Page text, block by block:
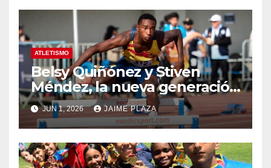
ATLETISMO
Belsy Quiñónez y Stiven
Méndez, la nueva generación
del atletismo
JUN 1, 2026 JAIME PLAZA